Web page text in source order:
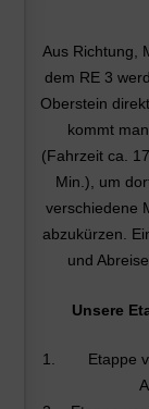
Aus Richtung,
dem RE 3
Oberstein
kommt
(Fahrzeit ca.
Min.), um
verschiedene
abzukürzen.
und
Unsere
Etappe